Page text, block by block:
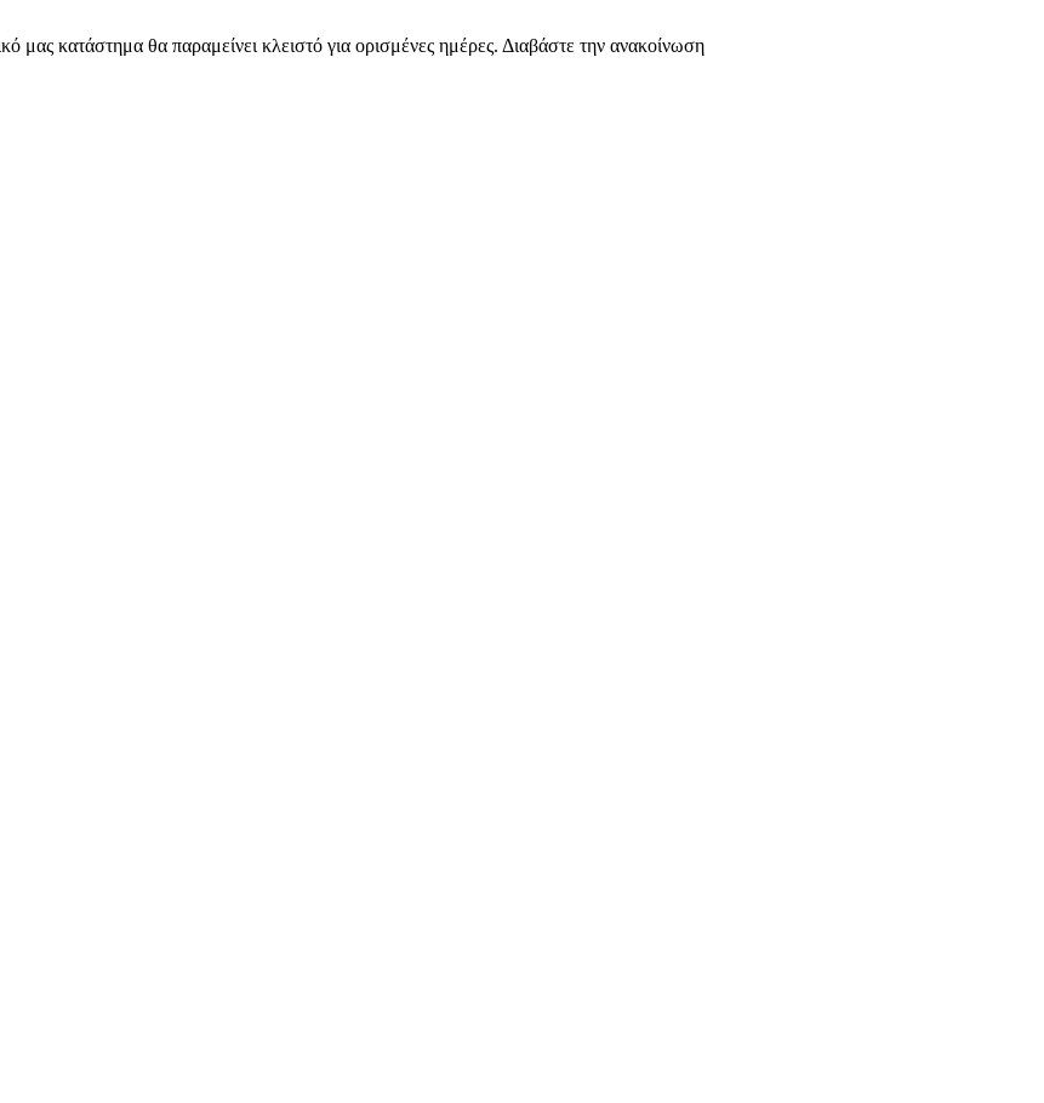
κατάστημα θα παραμείνει κλειστό για ορισμένες ημέρες. Διαβάστε την ανακοίνωση